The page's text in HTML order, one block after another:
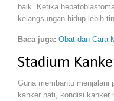
baik. Ketika
kelangsungan hidup lebih
Baca juga: Obat dan Cara
Stadium
Guna membantu menjalani
kanker hati, kondisi kanker